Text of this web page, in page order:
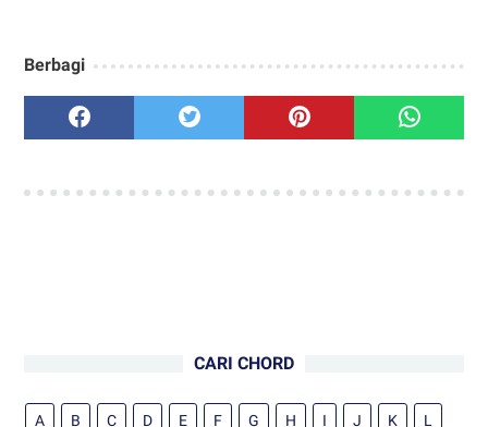
Berbagi
CARI CHORD
A B C D E F G H I J K L